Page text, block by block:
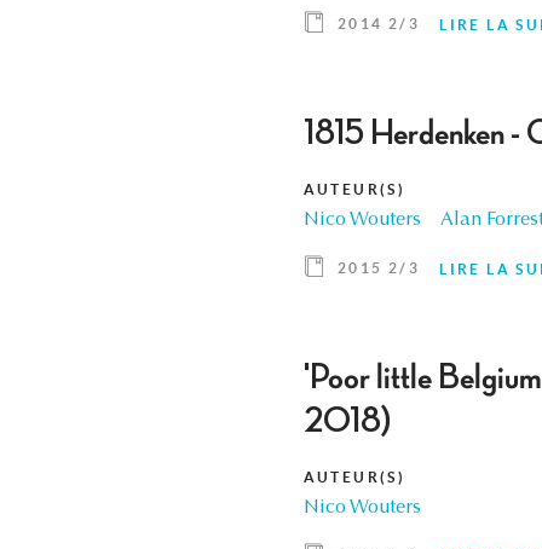
2014 2/3 LIRE LA
1815 Herdenken -
AUTEUR(S)
Nico Wouters Alan
2015 2/3 LIRE LA
'Poor little
2018)
AUTEUR(S)
Nico Wouters